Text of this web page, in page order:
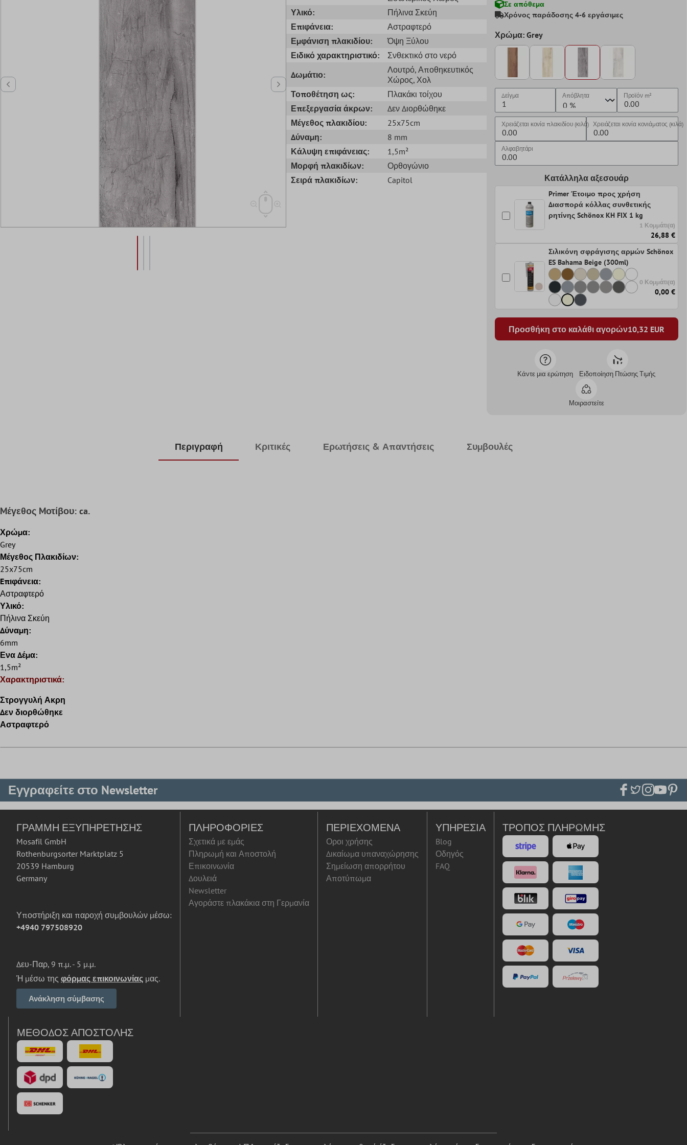
Υλικό:
Πήλινα Σκεύη
Επιφάνεια:
Αστραφτερό
Εμφάνιση πλακιδίου:
Όψη Ξύλου
Ειδικό χαρακτηριστικό:
Σνθεκτικό στο νερό
Δωμάτιο:
Λουτρό, Αποθηκευτικός
Χώρος, Χολ
Τοποθέτηση ως:
Πλακάκι τοίχου
Επεξεργασία άκρων:
Δεν Διορθώθηκε
Μέγεθος πλακιδίου:
25x75cm
Δύναμη:
8 mm
Κάλυψη επιφάνειας:
1,5m²
Μορφή πλακιδίων:
Ορθογώνιο
Σειρά πλακιδίων:
Capitol
Σε απόθεμα
Χρόνος παράδοσης 4-6 εργάσιμες
Χρώμα: Grey
Δείγμα Απόβλητα Προϊόνm²
Χρειάζεται κονία πλακιδίου (κιλά) Χρειάζεται κονία κονιάματος (κιλά)
Αλφαβητάρι
Κατάλληλα αξεσουάρ
Primer Έτοιμο προς χρήση
Διασπορά κόλλας συνθετικής
ρητίνης Schönox KH FIX 1 kg
1 Κομμάτι(α)
26,88 €
Σιλικόνη σφράγισης αρμών Schönox
ES Bahama Beige (300ml)
0 Κομμάτι(α)
0,00 €
Προσθήκη στο καλάθι αγορών10,32 EUR
Κάντε μια ερώτηση Ειδοποίηση Πτώσης Τιμής
Μοιραστείτε
Περιγραφή Κριτικές Ερωτήσεις & Απαντήσεις Συμβουλές
Mέγεθος Mοτίβου: ca.
Χρώμα:
Grey
Μέγεθος Πλακιδίων:
25x75cm
Eπιφάνεια:
Αστραφτερό
Υλικό:
Πήλινα Σκεύη
Δύναμη:
6mm
Ενα Δέμα:
1,5m²
Χαρακτηριστικά:
Στρογγυλή Ακρη
Δεν διορθώθηκε
Αστραφτερό
Εγγραφείτε στο Newsletter
ΓΡΑΜΜΉ ΕΞΥΠΗΡΈΤΗΣΗΣ
Mosafil GmbH
Rothenburgsorter Marktplatz 5
20539 Hamburg
Germany
Υποστήριξη και παροχή συμβουλών μέσω:
+4940 797508920
Δευ-Παρ, 9 π.μ. - 5 μ.μ.
Ή μέσω της φόρμας επικοινωνίας μας.
Ανάκληση σύμβασης
ΠΛΗΡΟΦΟΡΊΕΣ
Σχετικά με εμάς
Πληρωμή και Αποστολή
Επικοινωνία
Δουλειά
Newsletter
Αγοράστε πλακάκια στη Γερμανία
ΠΕΡΙΕΧΌΜΕΝΑ
Οροι χρήσης
Δικαίωμα υπαναχώρησης
Σημείωση απορρήτου
Αποτύπωμα
ΥΠΗΡΕΣΊΑ
Blog
Οδηγός
FAQ
ΤΡΌΠΟΣ ΠΛΗΡΩΜΉΣ
ΜΈΘΟΔΟΣ ΑΠΟΣΤΟΛΉΣ